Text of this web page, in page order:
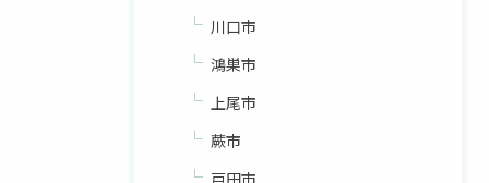
川口市
鴻巣市
上尾市
蕨市
戸田市